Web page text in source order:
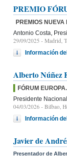
PREMIO
PREMIOS NUEVA
Antonio Costa,
29/09/2025 - Madrid,
Información
Alberto Núñez
FÓRUM
Presidente
04/03/2026 - Bilbao,
Información
Javier de
Presentador de